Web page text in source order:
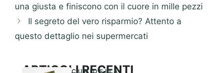
una giusta e finiscono con il cuore in mille pezzi
Il segreto del vero risparmio? Attento a
questo dettaglio nei supermercati
ARTICOLI RECENTI
CURIOSITÀ